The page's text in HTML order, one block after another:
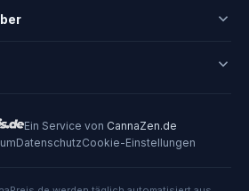
Ein Service von CannaZen.de
DatenschutzCookie-Einstellungen